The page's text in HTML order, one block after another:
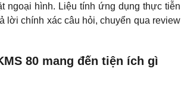
ngoại hình. Liệu tính ứng dụng thực tiễn
lời chính xác câu hỏi, chuyển qua review
80 mang đến tiện ích gì